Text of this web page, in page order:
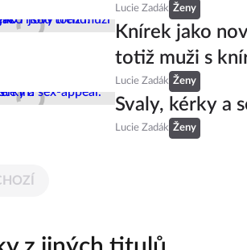
Lucie Zadák Ženy
Knírek jako
totiž muži s
Lucie Zadák Ženy
Svaly, kérky a
Lucie Zadák Ženy